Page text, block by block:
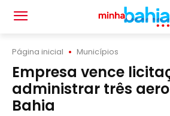
Página inicial Municípios
Empresa vence
administrar três
Bahia